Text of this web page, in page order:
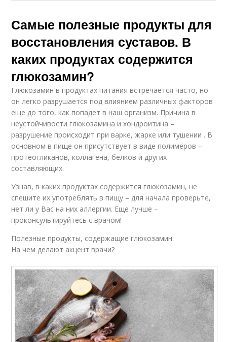
Самые полезные продукты для
восстановления суставов. В
каких продуктах содержится
глюкозамин?
Глюкозамин в продуктах питания встречается часто, но
он легко разрушается под влиянием различных факторов
еще до того, как попадет в наш организм. Причина в
неустойчивости глюкозамина и хондроитина –
разрушение происходит при варке, жарке или тушении . В
основном в пище он присутствует в виде полимеров –
протеогликанов, коллагена, белков и других
составляющих.
Узнав, в каких продуктах содержится глюкозамин, не
спешите их употреблять в пищу – для начала проверьте,
нет ли у Вас на них аллергии. Еще лучше –
проконсультируйтесь с врачом!
Полезные продукты, содержащие глюкозамин
На чем делают акцент врачи?